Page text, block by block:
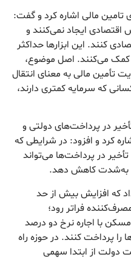
مالی اشاره کرد و گفت:
اقتصادی ایجاد نمی‌کنند و
کنند. این ابزارها حداکثر
می‌کنند. اصل موضوع،
تأمین مالی به معنای انتقال
که سرمایه‌ کمتری دارند،
در پرداخت‌های دولتی و
کرد و افزود: در شرایطی که
درصد است، تأخیر در پرداخت‌ها می‌تواند
را به‌شدت کاهش دهد.
که افزایش بیش از حد
فراتر رود؛
با اجاره نرخ دو درصد
را پرداخت کنند. در حوزه راه
دولت از ابتدا سهمی